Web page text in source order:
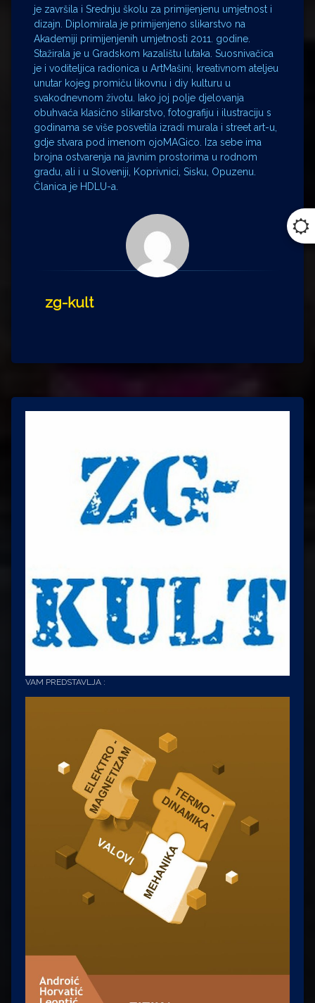
je završila i Srednju školu za primijenjenu umjetnost i
dizajn. Diplomirala je primijenjeno slikarstvo na
Akademiji primijenjenih umjetnosti 2011. godine.
Stažirala je u Gradskom kazalištu lutaka. Suosnivačica
je i voditeljica radionica u ArtMašini, kreativnom ateljeu
unutar kojeg promiču likovnu i diy kulturu u
svakodnevnom životu. Iako joj polje djelovanja
obuhvaća klasično slikarstvo, fotografiju i ilustraciju s
godinama se više posvetila izradi murala i street art-u,
gdje stvara pod imenom ojoMAGico. Iza sebe ima
brojna ostvarenja na javnim prostorima u rodnom
gradu, ali i u Sloveniji, Koprivnici, Sisku, Opuzenu.
Članica je HDLU-a.
zg-kult
VAM PREDSTAVLJA :